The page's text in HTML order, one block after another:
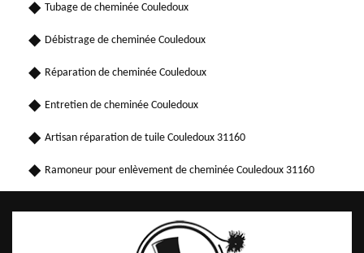
Tubage de cheminée Couledoux
Débistrage de cheminée Couledoux
Réparation de cheminée Couledoux
Entretien de cheminée Couledoux
Artisan réparation de tuile Couledoux 31160
Ramoneur pour enlèvement de cheminée Couledoux 31160